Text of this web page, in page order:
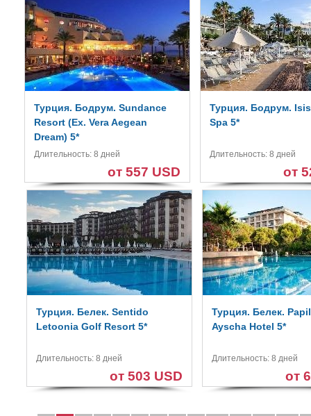
Турция. Бодрум. Sundance
Resort (Ex. Vera Aegean
Dream) 5*
Длительность: 8 дней
от 557 USD
Турция. Бодрум.
Spa 5*
Длительность: 8 дней
от
Турция. Белек. Sentido
Letoonia Golf Resort 5*
Длительность: 8 дней
от 503 USD
Турция. Белек.
Ayscha Hotel 5*
Длительность: 8 дней
от